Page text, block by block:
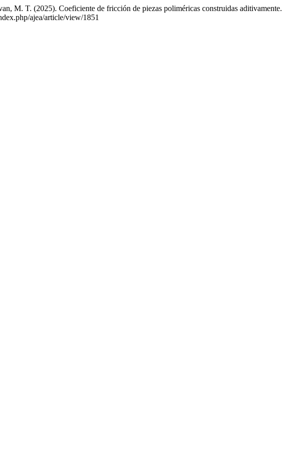
M. T. (2025). Coeficiente de fricción de piezas poliméricas construidas aditivamente.
ajea/article/view/1851